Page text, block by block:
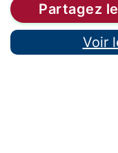
Partagez
Voir